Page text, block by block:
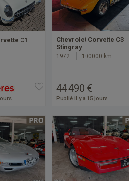
C1
Chevrolet Corvette C3
Stingray
1972 100000 km
44 490 €
Publié il y a 15 jours